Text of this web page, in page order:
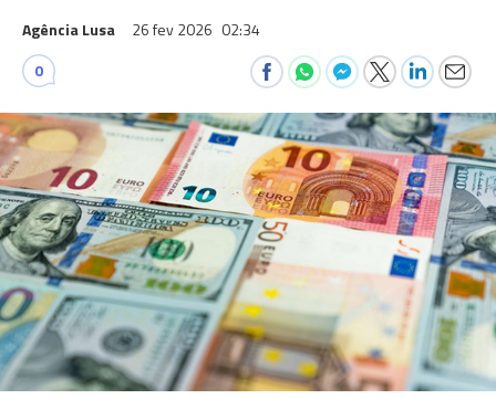
Agência Lusa 26 fev 2026 02:34
0